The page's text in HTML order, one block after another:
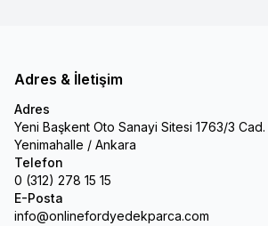
Adres & İletişim
Adres
Yeni Başkent Oto Sanayi Sitesi 1763/3 Cad.
Yenimahalle / Ankara
Telefon
0 (312) 278 15 15
E-Posta
info@onlinefordyedekparca.com